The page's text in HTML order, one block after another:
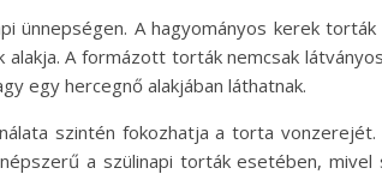
A hagyományos kerek
A formázott torták nemcsak
egy hercegnő alakjában láthatnak.
szintén fokozhatja a torta
a szülinapi torták esetében,